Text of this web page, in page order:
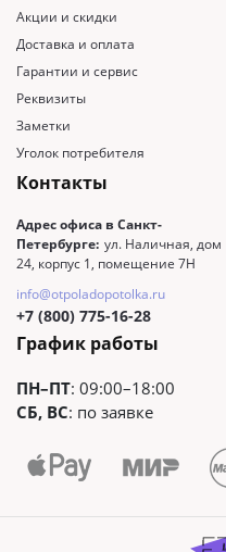
Акции и скидки
Доставка и оплата
Гарантии и сервис
Реквизиты
Заметки
Уголок потребителя
Контакты
Адрес офиса в Санкт-
Петербурге: ул. Наличная, дом
24, корпус 1, помещение 7Н
info@otpoladopotolka.ru
+7 (800) 775-16-28
График работы
ПН–ПТ: 09:00–18:00
СБ, ВС: по заявке